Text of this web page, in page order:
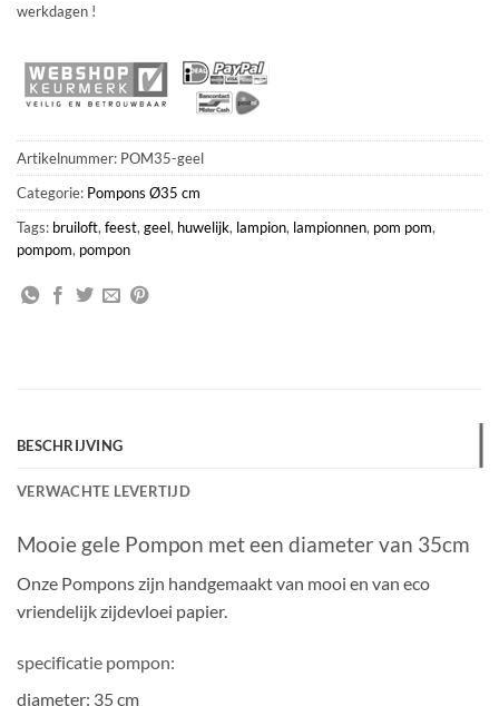
werkdagen !
Artikelnummer: POM35-geel
Categorie: Pompons Ø35 cm
Tags: bruiloft, feest, geel, huwelijk, lampion, lampionnen, pom pom,
pompom, pompon
BESCHRIJVING
VERWACHTE LEVERTIJD
Mooie gele Pompon met een diameter van 35cm
Onze Pompons zijn handgemaakt van mooi en van eco
vriendelijk zijdevloei papier.
specificatie pompon:
diameter: 35 cm